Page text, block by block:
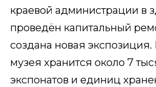
краевой администрации в
проведён капитальный
создана новая
музея хранится около 7
экспонатов и единиц